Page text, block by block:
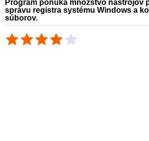
Program ponúka množstvo nástrojov
správu registra systému Windows a
súborov.